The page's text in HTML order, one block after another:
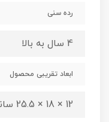
رده سنی
4 سال به بالا
ابعاد تقریبی محصول
12 × 18 × 25.5 سانتیمتر